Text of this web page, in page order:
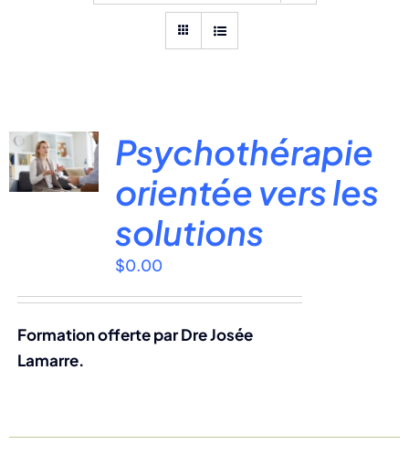
Psychothérapie
orientée vers les
solutions
$0.00
Formation offerte par Dre Josée
Lamarre.